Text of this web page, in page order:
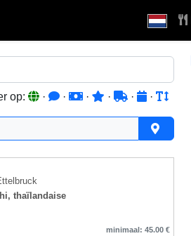
op: · · · · · ·
thaïlandaise
minimaal: 45.00 €